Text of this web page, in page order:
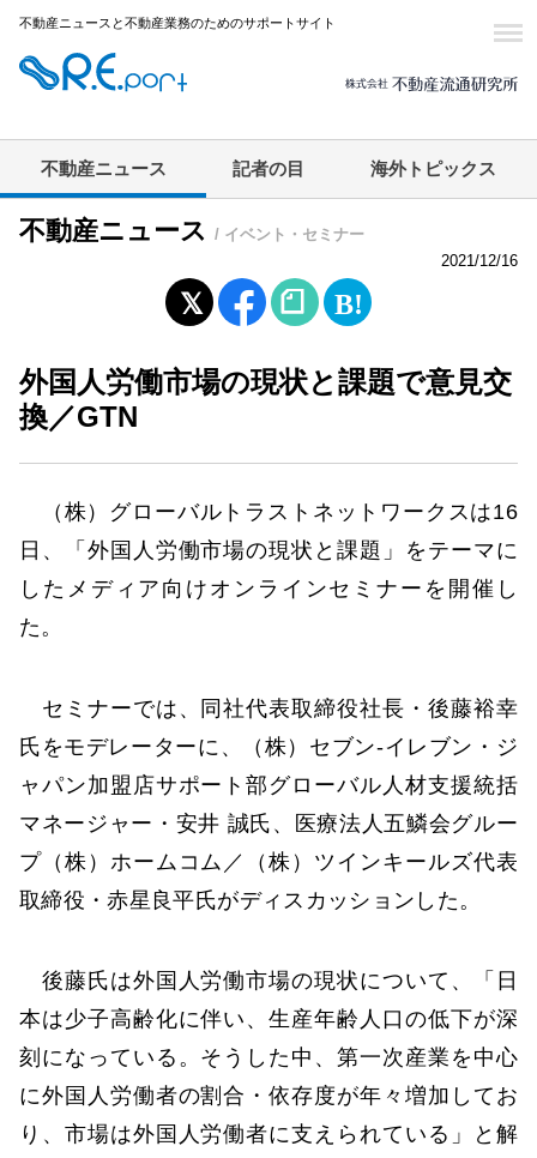
不動産ニュースと不動産業務のためのサポートサイト
不動産ニュース 記者の目 海外トピックス
不動産ニュース / イベント・セミナー
2021/12/16
外国人労働市場の現状と課題で意見交
換／GTN
（株）グローバルトラストネットワークスは16
日、「外国人労働市場の現状と課題」をテーマに
したメディア向けオンラインセミナーを開催し
た。
セミナーでは、同社代表取締役社長・後藤裕幸
氏をモデレーターに、（株）セブン‐イレブン・ジ
ャパン加盟店サポート部グローバル人材支援統括
マネージャー・安井 誠氏、医療法人五鱗会グルー
プ（株）ホームコム／（株）ツインキールズ代表
取締役・赤星良平氏がディスカッションした。
後藤氏は外国人労働市場の現状について、「日
本は少子高齢化に伴い、生産年齢人口の低下が深
刻になっている。そうした中、第一次産業を中心
に外国人労働者の割合・依存度が年々増加してお
り、市場は外国人労働者に支えられている」と解